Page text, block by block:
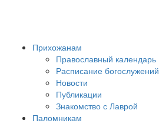
Прихожанам
Православный календарь
Расписание богослужений
Новости
Публикации
Знакомство с Лаврой
Паломникам